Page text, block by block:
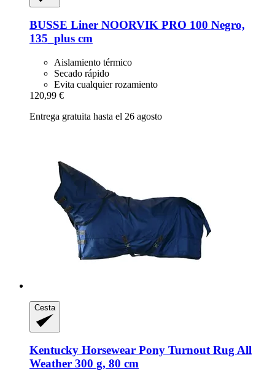
BUSSE Liner NOORVIK PRO 100 Negro,
135_plus cm
Aislamiento térmico
Secado rápido
Evita cualquier rozamiento
120,99 €
Entrega gratuita hasta el 26 agosto
Cesta
Kentucky Horsewear Pony Turnout Rug All
Weather 300 g, 80 cm